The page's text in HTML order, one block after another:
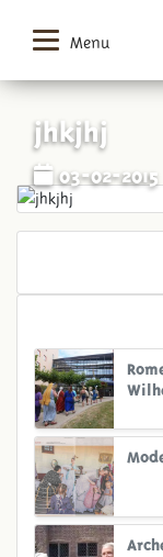
Menu
jhkjhj
03-02-2015